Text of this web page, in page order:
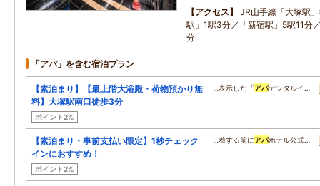
アクセス
JR山手線「大塚駅
駅」1駅3分／「新宿駅」5駅11分
分
「アパ」を含む宿泊プラン
【素泊まり】【最上階大浴殿・荷物預かり無
料】大塚駅南口徒歩3分
ポイント2%
…表示した「アパデジタルイ…
【素泊まり・事前支払い限定】1秒チェック
インにおすすめ！
ポイント2%
…着する前にアパホテル公式…